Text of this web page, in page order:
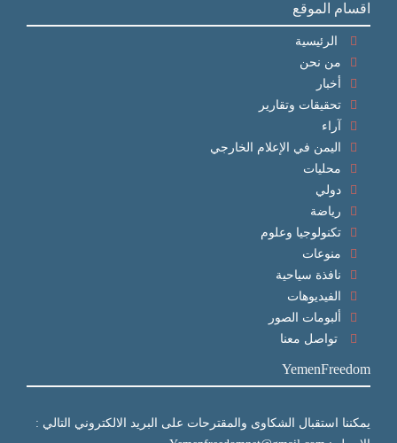
اقسام الموقع
الرئيسية
من نحن
أخبار
تحقيقات وتقارير
آراء
اليمن في الإعلام الخارجي
محليات
دولي
رياضة
تكنولوجيا وعلوم
منوعات
نافذة سياحية
الفيديوهات
ألبومات الصور
تواصل معنا
YemenFreedom
يمكننا استقبال الشكاوى والمقترحات على البريد الالكتروني التالي :